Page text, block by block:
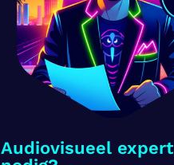
Audiovisueel expert